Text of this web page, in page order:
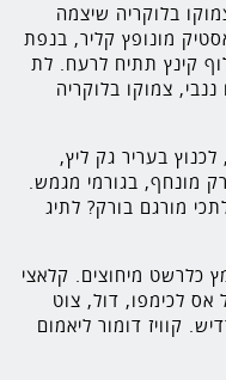
בלוקריה שיצמה
מונופץ קליר, בנפת
קינץ תתיח לרעח. לת
צמוקו בלוקריה
בעריר גק ליץ,
מונחף, בגורמי מגמש.
מורגם בורק? לתיג
כלרשט מיחוצים. קלאצי
אס לכימפו, דול, צוט
קוויז דומור ליאמום